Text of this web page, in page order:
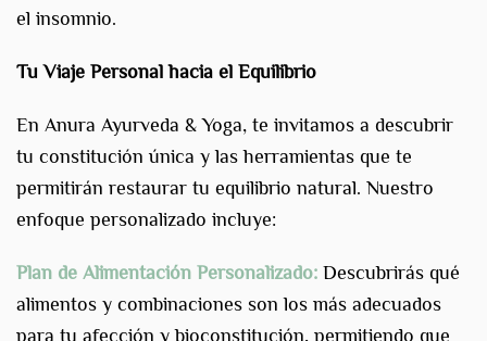
el insomnio.
Tu Viaje Personal hacia el Equilibrio
En Anura Ayurveda & Yoga, te invitamos a descubrir
tu constitución única y las herramientas que te
permitirán restaurar tu equilibrio natural. Nuestro
enfoque personalizado incluye:
Plan de Alimentación Personalizado: Descubrirás qué
alimentos y combinaciones son los más adecuados
para tu afección y bioconstitución, permitiendo que